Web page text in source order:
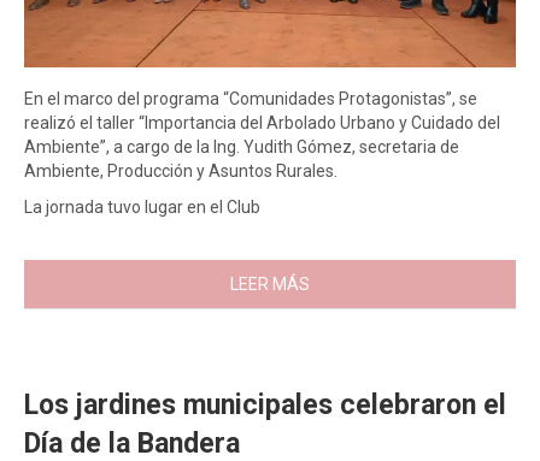
En el marco del programa “Comunidades Protagonistas”, se
realizó el taller “Importancia del Arbolado Urbano y Cuidado del
Ambiente”, a cargo de la Ing. Yudith Gómez, secretaria de
Ambiente, Producción y Asuntos Rurales.
La jornada tuvo lugar en el Club
LEER MÁS
Los jardines municipales celebraron el
Día de la Bandera